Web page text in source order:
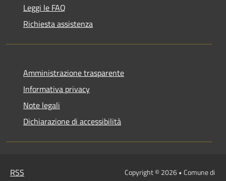
Leggi le FAQ
Richiesta assistenza
Amministrazione trasparente
Informativa privacy
Note legali
Dichiarazione di accessibilità
RSS
Copyright © 2026 • Comune di